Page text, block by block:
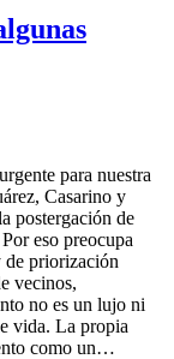
para nuestra
Casarino y
postergación de
eso preocupa
de priorización
vecinos,
no es un lujo ni
vida. La propia
como un…